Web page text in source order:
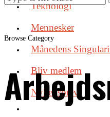
Teknologi
Mennesker
Månedens
Bliv medlem
Nyhedsbrev
Browse Category